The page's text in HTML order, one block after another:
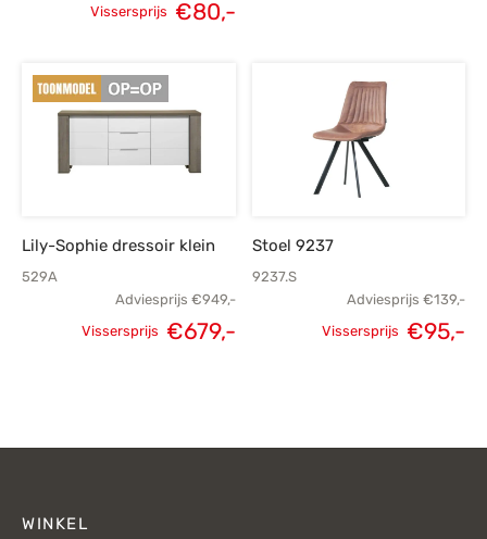
prijs was:
€119,-.
Vissersprijs €80,-
Lily-Sophie dressoir klein
529A
Adviesprijs €949,-
Vissersprijs €679,-
Stoel 9237
9237.S
Adviesprijs €139,-
Oorspronkelijke
Vissersprijs €95,-
WINKEL